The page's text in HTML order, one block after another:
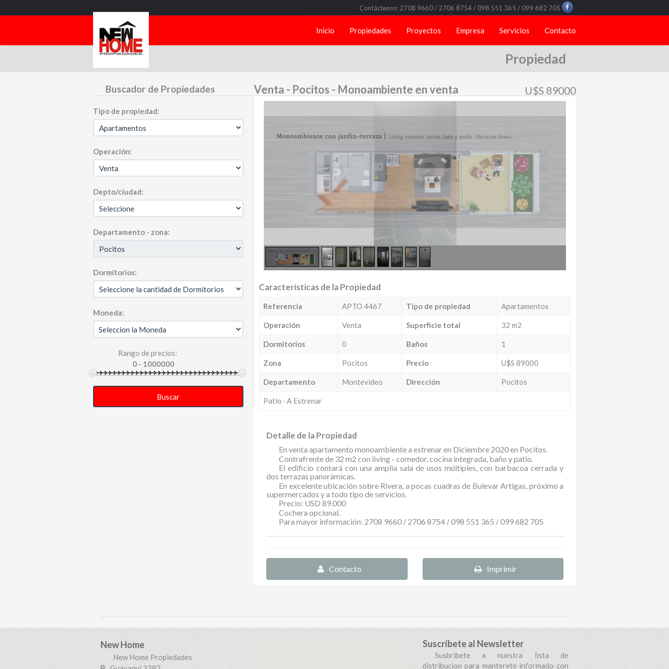
Contáctenos: 2708 9660 / 2706 8754 / 098 551 365 / 099 682 705
Inicio Propiedades Proyectos Empresa Servicios Contacto
Propiedad
Buscador de Propiedades
Tipo de propiedad:
Operación:
Depto/ciudad:
Departamento - zona:
Dormitorios:
Moneda:
Rango de precios:
Buscar
Venta - Pocitos - Monoambiente en venta U$S 89000
Características de la Propiedad
Referencia APTO 4467 Tipo de propiedad Apartamentos
Operación Venta Superficie total 32 m2
Dormitorios 0 Baños 1
Zona Pocitos Precio U$S 89000
Departamento Montevideo Dirección Pocitos
Patio · A Estrenar
Detalle de la Propiedad
En venta apartamento monoambiente a estrenar en Diciembre 2020 en Pocitos.
Contrafrente de 32 m2 con living - comedor, cocina integrada, baño y patio.
El edificio contará con una amplia sala de usos múltiples, con barbacoa cerrada y
dos terrazas panorámicas.
En excelente ubicación sobre Rivera, a pocas cuadras de Bulevar Artigas, próximo a
supermercados y a todo tipo de servicios.
Precio: USD 89.000
Cochera opcional.
Para mayor información: 2708 9660 / 2706 8754 / 098 551 365 / 099 682 705
Contacto Imprimir
New Home
New Home Propiedades
Suscríbete al Newsletter
Susbribete a nuestra lista de
distribucion para manterete informado con